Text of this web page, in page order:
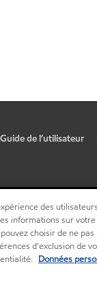
de l’utilisateur
de confidentialité (Ne pas
des
informations sur
choisir de ne
d'exclusion de
Données